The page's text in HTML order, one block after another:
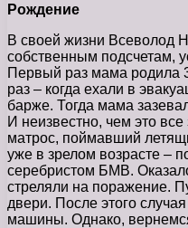
Рождение
В своей жизни Всеволод
собственным подсчетам,
Первый раз мама родила
раз – когда ехали в
барже. Тогда мама
И неизвестно, чем это
матрос, поймавший
уже в зрелом возрасте –
серебристом БМВ.
стреляли на поражение.
двери. После этого
машины. Однако,